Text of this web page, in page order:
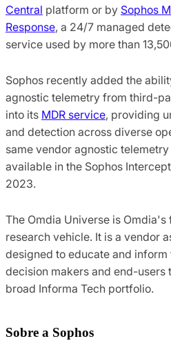
Central platform or by Sophos
Response, a 24/7 managed
service used by more than
Sophos recently added the
agnostic telemetry from third-
into its MDR service, providing
and detection across diverse
same vendor agnostic
available in the Sophos
2023.
The Omdia Universe is
research vehicle. It is a vendor
designed to educate and
decision makers and end-users
broad Informa Tech portfolio.
Sobre a Sophos